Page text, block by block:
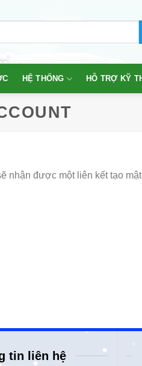
HỆ THỐNG HỖ TRỢ KỸ
nhận được một liên kết tạo
tin liên hệ